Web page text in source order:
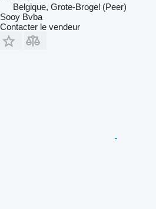
Belgique, Grote-Brogel (Peer)
Sooy Bvba
Contacter le vendeur